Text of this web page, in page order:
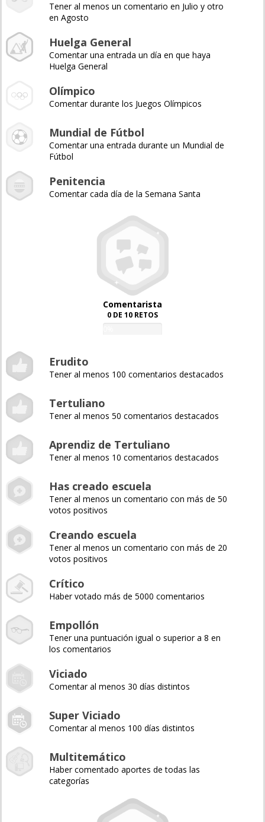
Tener al menos un comentario en Julio y otro
en Agosto
Huelga General
Comentar una entrada un día en que haya
Huelga General
Olímpico
Comentar durante los Juegos Olímpicos
Mundial de Fútbol
Comentar una entrada durante un Mundial de
Fútbol
Penitencia
Comentar cada día de la Semana Santa
Comentarista
0 DE 10 RETOS
Erudito
Tener al menos 100 comentarios destacados
Tertuliano
Tener al menos 50 comentarios destacados
Aprendiz de Tertuliano
Tener al menos 10 comentarios destacados
Has creado escuela
Tener al menos un comentario con más de 50
votos positivos
Creando escuela
Tener al menos un comentario con más de 20
votos positivos
Crítico
Haber votado más de 5000 comentarios
Empollón
Tener una puntuación igual o superior a 8 en
los comentarios
Viciado
Comentar al menos 30 días distintos
Super Viciado
Comentar al menos 100 días distintos
Multitemático
Haber comentado aportes de todas las
categorías